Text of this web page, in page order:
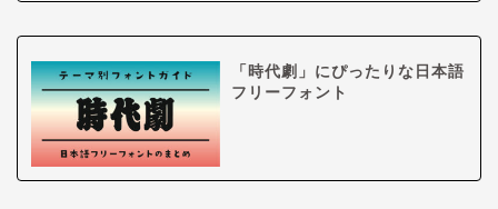
「時代劇」にぴったりな日本語
フリーフォント